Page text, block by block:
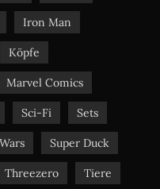
Iron Man
Köpfe
Marvel Comics
Sci-Fi Sets
Super Duck
Threezero Tiere